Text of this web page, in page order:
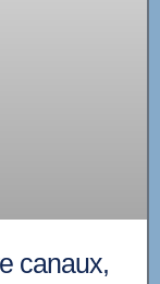
canaux,